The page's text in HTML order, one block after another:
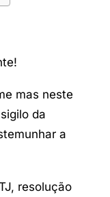
mas neste
da
a
resolução